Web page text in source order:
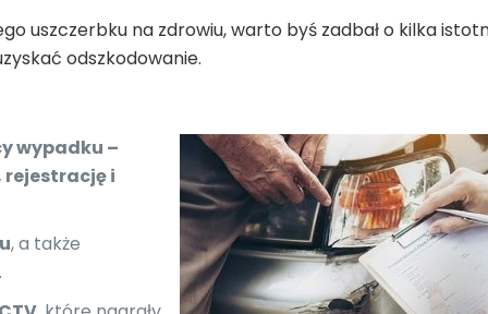
uszczerbku na zdrowiu, warto byś zadbał o kilka
odszkodowanie.
wypadku –
rejestrację i
, a także